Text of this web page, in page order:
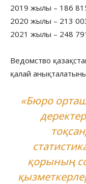
2019 жылы – 186
2020 жылы – 213
2021 жылы – 248
Ведомство
қалай
«Бюро
қорының